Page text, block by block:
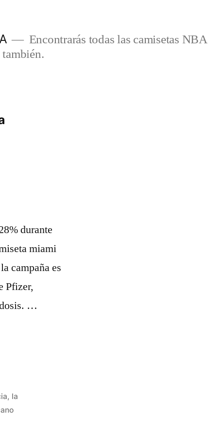
Encontrarás todas las camisetas NBA
también.
durante
miami
campaña es
Pfizer,
…
, la